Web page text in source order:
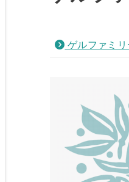
ゲルファミ